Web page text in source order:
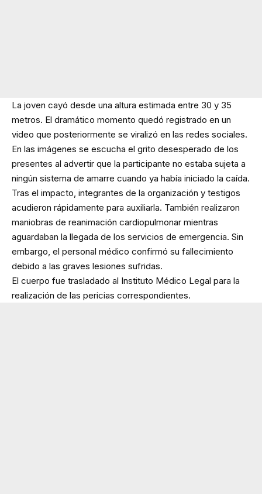
La joven cayó desde una altura estimada entre 30 y 35
metros. El dramático momento quedó registrado en un
video que posteriormente se viralizó en las redes sociales.
En las imágenes se escucha el grito desesperado de los
presentes al advertir que la participante no estaba sujeta a
ningún sistema de amarre cuando ya había iniciado la caída.
Tras el impacto, integrantes de la organización y testigos
acudieron rápidamente para auxiliarla. También realizaron
maniobras de reanimación cardiopulmonar mientras
aguardaban la llegada de los servicios de emergencia. Sin
embargo, el personal médico confirmó su fallecimiento
debido a las graves lesiones sufridas.
El cuerpo fue trasladado al Instituto Médico Legal para la
realización de las pericias correspondientes.